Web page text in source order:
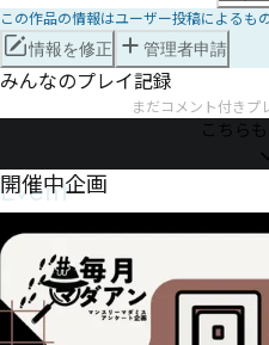
この作品の情報はユーザー投稿によるも
情報を修正 管理者申請
みんなのプレイ記録
まだコメント付きプ
こちら
Event
開催中企画